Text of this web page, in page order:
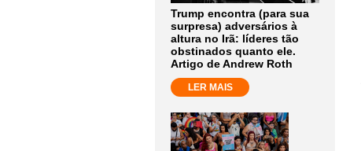
Trump encontra (para sua
surpresa) adversários à
altura no Irã: líderes tão
obstinados quanto ele.
Artigo de Andrew Roth
LER MAIS